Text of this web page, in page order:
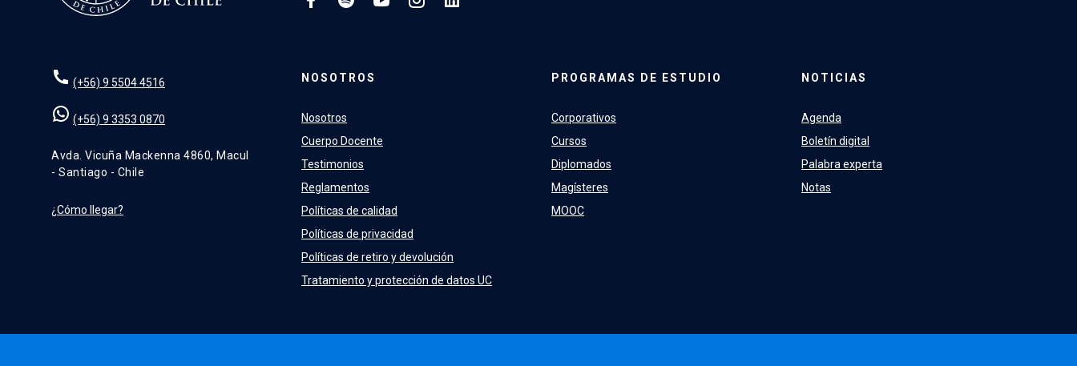
(+56) 9 5504 4516
(+56) 9 3353 0870
Avda. Vicuña Mackenna 4860, Macul
- Santiago - Chile
¿Cómo llegar?
NOSOTROS
Nosotros
Cuerpo Docente
Testimonios
Reglamentos
Políticas de calidad
Políticas de privacidad
Políticas de retiro y devolución
Tratamiento y protección de datos UC
PROGRAMAS DE ESTUDIO
Corporativos
Cursos
Diplomados
Magísteres
MOOC
NOTICIAS
Agenda
Boletín digital
Palabra experta
Notas